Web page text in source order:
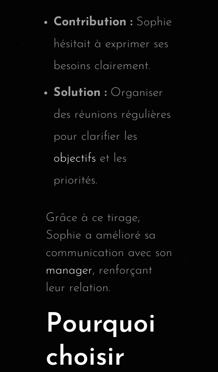
Contribution : Sophie
hésitait à exprimer ses
besoins clairement.
Solution : Organiser
des réunions régulières
pour clarifier les
objectifs et les
priorités.
Grâce à ce tirage,
Sophie a amélioré sa
communication avec son
manager, renforçant
leur relation.
Pourquoi
choisir